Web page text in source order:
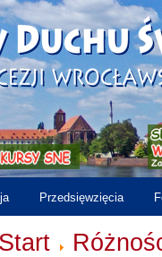
Przedsięwzięcia
Start